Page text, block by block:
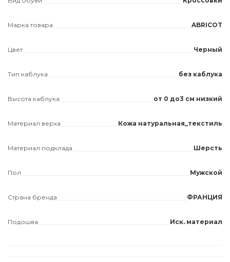
Марка товара ABRICOT
Цвет Черный
Тип каблука без каблука
Высота каблука от 0 до3 см низкий
Материал верха Кожа натуральная_текстиль
Материал подклада Шерсть
Пол Мужской
Страна бренда ФРАНЦИЯ
Подошва Иск. материал